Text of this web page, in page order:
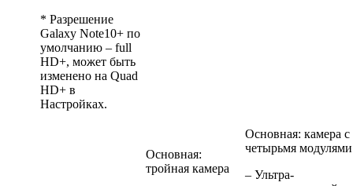
* Разрешение
Galaxy Note10+ по
умолчанию – full
HD+, может быть
изменено на Quad
HD+ в
Настройках.
Основная:
тройная камера
Основная: камера с
четырьмя модулями
– Ультра-